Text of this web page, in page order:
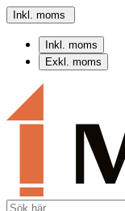
Inkl. moms
Inkl. moms
Exkl. moms